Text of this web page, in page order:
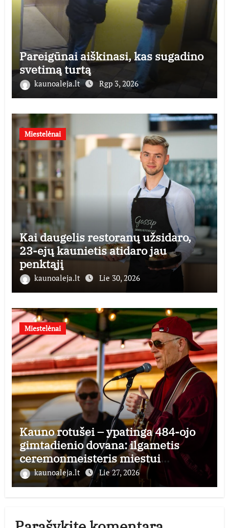
Pareigūnai aiškinasi, kas sugadino
svetimą turtą
kaunoaleja.lt Rgp 3, 2026
Miestelėnai
Kai daugelis restoranų užsidaro,
23-ejų kaunietis atidaro jau
penktąjį
kaunoaleja.lt Lie 30, 2026
Miestelėnai
Kauno rotušei – ypatinga 484-ojo
gimtadienio dovana: ilgametis
ceremonmeisteris miestui
perduoda dešimtmečius kauptą
istorijos kolekciją
kaunoaleja.lt Lie 27, 2026